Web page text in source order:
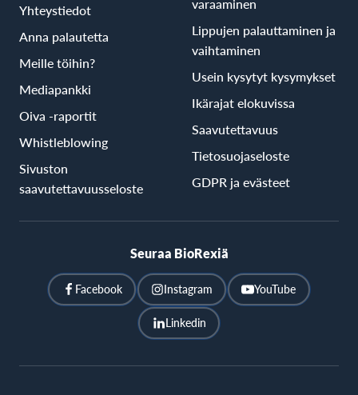
Yhteystiedot
Anna palautetta
Meille töihin?
Mediapankki
Oiva -raportit
Whistleblowing
Sivuston
saavutettavuusseloste
varaaminen
Lippujen palauttaminen ja
vaihtaminen
Usein kysytyt kysymykset
Ikärajat elokuvissa
Saavutettavuus
Tietosuojaseloste
GDPR ja evästeet
Seuraa BioRexiä
Facebook Instagram YouTube
Linkedin